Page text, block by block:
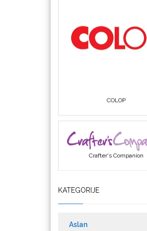
COLOP
Crafter's Companion
KATEGORIJE
Aslan